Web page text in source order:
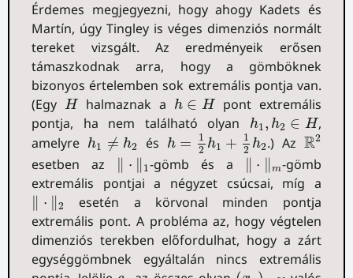
Érdemes megjegyezni, hogy ahogy Kadets és
Martín, úgy Tingley is véges dimenziós normált
tereket vizsgált. Az eredményeik erősen
támaszkodnak arra, hogy a gömböknek
bizonyos értelemben sok extremális pontja van.
(EgyH
H halmaznak a h ∈ H
h ∈ H pont extremális
pontja, ha nem található olyan
h1, h2 ∈ H
h 1 h 2∈ H ,
amelyre
h1 ≠ h2
h ≠h 2 és h =
1
2 h1 +
1
2 h2
h=12 h1+12h2 .) Az R2
R2
esetben az ⋅ 1
‖ ‖1 -gömb és a ⋅ m
‖ ‖m -gömb
extremális pontjai a négyzet csúcsai, míg a
⋅ 2
‖⋅‖2
esetén a körvonal minden pontja
extremális pont. A probléma az, hogy végtelen
dimenziós terekben előfordulhat, hogy a zárt
egységgömbnek egyáltalán nincs extremális
(xn )n∈N